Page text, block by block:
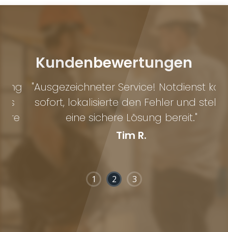
Kundenbewertungen
"Ausgezeichneter Service! Notdienst kam
sofort, lokalisierte den Fehler und stellte
eine sichere Lösung bereit."
Tim R.
1 2 3